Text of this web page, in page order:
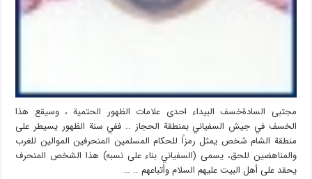
مجتبى السادةخسف البيداء احدى علامات الظهور الحتمية ، وسيقع هذا
الخسف في جيش السفياني بمنطقة الحجاز .. ففي سنة الظهور يسيطر على
منطقة الشام شخص يمثل رمزاً للحكام المسلمين المنحرفين الموالين للغرب
والمناهضين للحق، يسمى (السفياني بناء على نسبه) هذا الشخص المنحرف
يحقد على أهل البيت عليهم السلام وأتباعهم .. …